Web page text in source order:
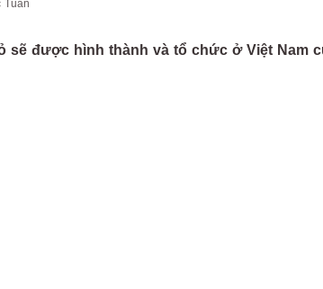
Tuan
sẽ được hình thành và tổ chức ở Việt Nam